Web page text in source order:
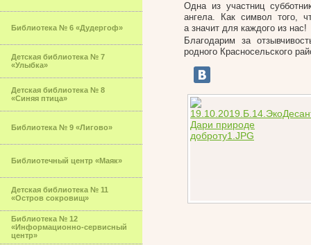
Библиотека № 6 «Дудергоф»
Детская библиотека № 7
«Улыбка»
Детская библиотека № 8
«Синяя птица»
Библиотека № 9 «Лигово»
Библиотечный центр «Маяк»
Детская библиотека № 11
«Остров сокровищ»
Библиотека № 12
«Информационно-сервисный
центр»
Одна из участниц
ангела. Как символ того,
а значит для каждого из нас!
Благодарим за
родного Красносельского